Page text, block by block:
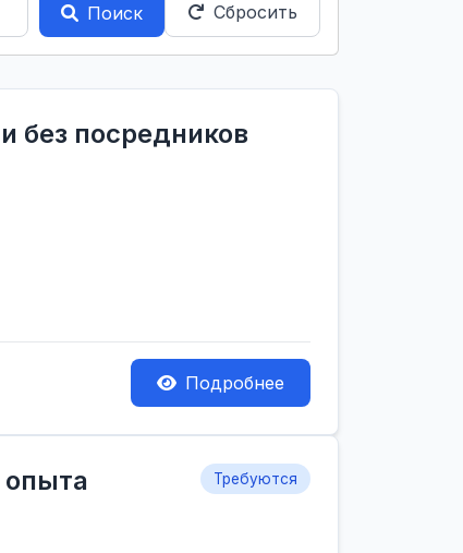
Поиск
Сбросить
без посредников
Подробнее
Требуются